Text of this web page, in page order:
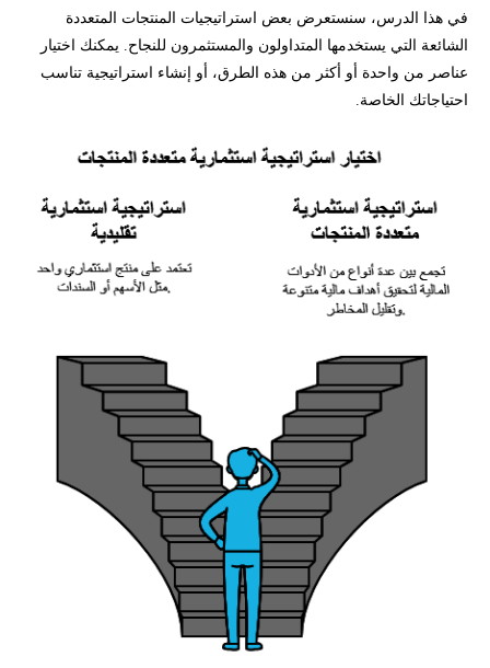
في هذا الدرس، سنستعرض بعض استراتيجيات المنتجات المتعددة
الشائعة التي يستخدمها المتداولون والمستثمرون للنجاح. يمكنك اختيار
عناصر من واحدة أو أكثر من هذه الطرق، أو إنشاء استراتيجية تناسب
احتياجاتك الخاصة.